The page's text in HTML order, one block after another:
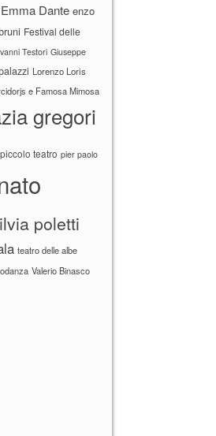
Emma Dante enzo
Festival delle
Testori Giuseppe
Lorenzo Loris
e Famosa Mimosa
gregori
piccolo teatro pier paolo
poletti
teatro delle albe
Valerio Binasco